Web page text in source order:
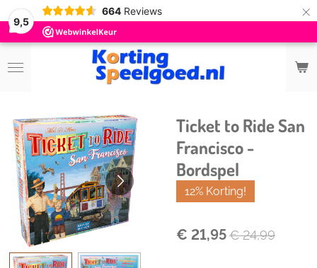
9,5
664 Reviews ×
Ticket to Ride San
Francisco -
Bordspel
12% Korting!
€ 21,95€ 24,99